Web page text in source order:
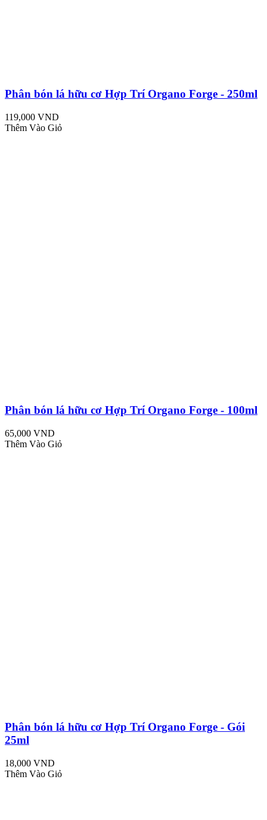
Phân bón lá hữu cơ Hợp Trí Organo Forge - 250ml
119,000 VND
Thêm Vào Giỏ
Phân bón lá hữu cơ Hợp Trí Organo Forge - 100ml
65,000 VND
Thêm Vào Giỏ
Phân bón lá hữu cơ Hợp Trí Organo Forge - Gói
25ml
18,000 VND
Thêm Vào Giỏ